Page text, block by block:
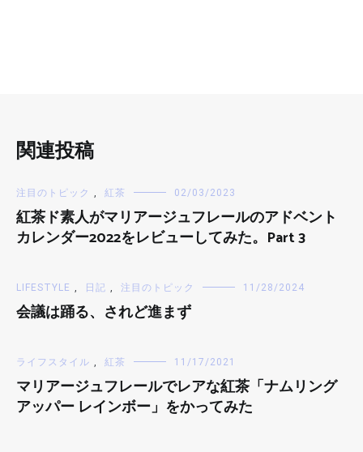
関連投稿
注目のトピック , 紅茶 02/03/2023
紅茶ド素人がマリアージュフレールのアドベント
カレンダー2022をレビューしてみた。Part 3
LIFESTYLE , 日記 , 注目のトピック 11/28/2024
会議は踊る、されど進まず
ライフスタイル , 紅茶 11/17/2021
マリアージュフレールでレアな紅茶「ナムリング
アッパー レインボー」をかってみた